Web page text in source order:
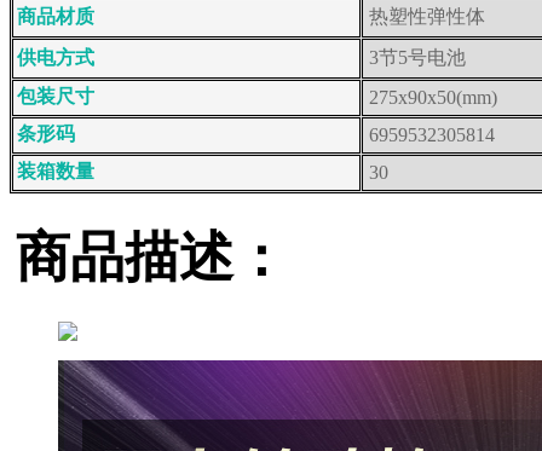
商品材质
热塑性弹性体
供电方式
3节5号电池
包装尺寸
275x90x50(mm)
条形码
6959532305814
装箱数量
30
商品描述：